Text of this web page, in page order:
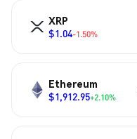
XRP
$1.04-1.50%
Ethereum
$1,912.95+2.10%